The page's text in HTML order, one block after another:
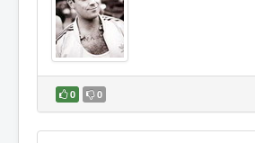
0 0